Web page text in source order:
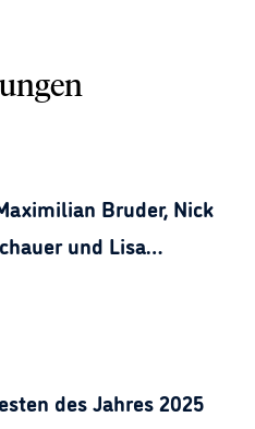
Bruder, Nick
und Lisa
des Jahres 2025